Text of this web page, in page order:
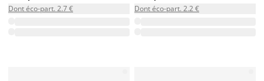
Dont éco-part. 2.7 €
Dont éco-part. 2.2 €